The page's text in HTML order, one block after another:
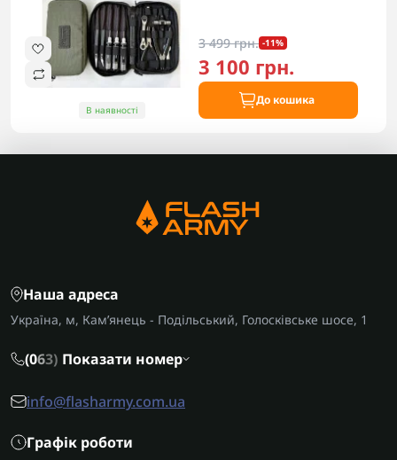
В наявності
3 499 грн. -11%
3 100 грн.
До кошика
Наша адреса
Україна, м, Кам’янець - Подільський, Голосківське шосе, 1
(063) Показати номер
info@flasharmy.com.ua
Графік роботи